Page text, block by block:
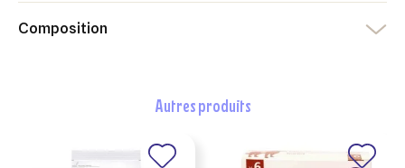
Composition
autres produits